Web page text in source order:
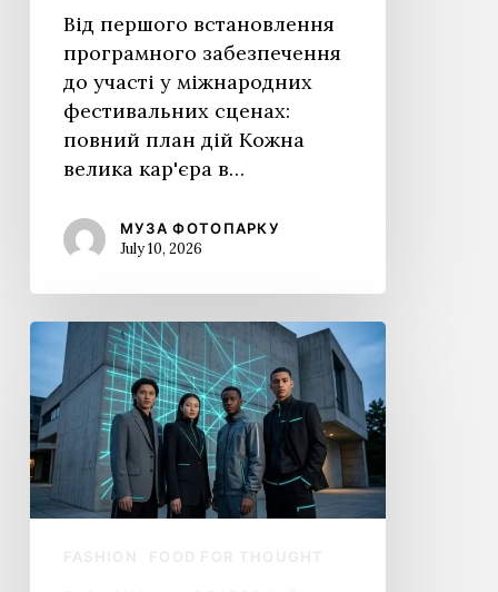
Від першого встановлення
програмного забезпечення
до участі у міжнародних
фестивальних сценах:
повний план дій Кожна
велика кар'єра в…
МУЗА ФОТОПАРКУ
July 10, 2026
Формування
спільноти
відеомапінгу.
Нетворкінг
та
співпраця